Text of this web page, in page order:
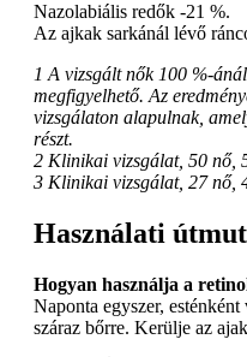
Nazolabiális redők -21 %.
Az ajkak sarkánál lévő
1 A vizsgált nők 100 %-
megfigyelhető. Az
vizsgálaton alapulnak,
részt.
2 Klinikai vizsgálat, 50 nő,
3 Klinikai vizsgálat, 27 nő,
Használati
Hogyan használja a
Naponta egyszer,
száraz bőrre. Kerülje az